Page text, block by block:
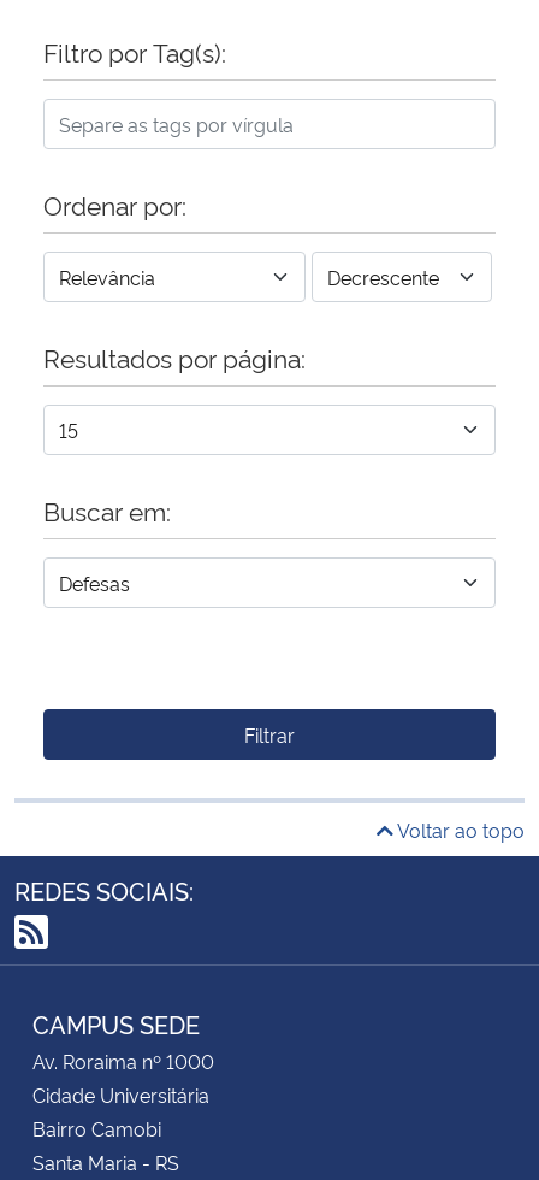
Filtro por Tag(s):
Ordenar por:
Resultados por página:
Buscar em:
Filtrar
Voltar ao topo
REDES SOCIAIS:
RSS
CAMPUS SEDE
Av. Roraima nº 1000
Cidade Universitária
Bairro Camobi
Santa Maria - RS